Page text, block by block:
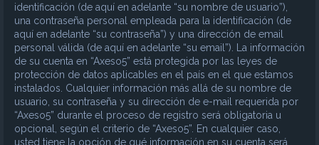
identificación (de aquí en adelante “su nombre de usuario”),
una contraseña personal empleada para la identificación (de
aquí en adelante “su contraseña”) y una dirección de email
personal válida (de aquí en adelante “su email”). La información
de su cuenta en “Axeso5” está protegida por las leyes de
protección de datos aplicables en el país en el que estamos
instalados. Cualquier información más allá de su nombre de
usuario, su contraseña y su dirección de e-mail requerida por
“Axeso5” durante el proceso de registro será obligatoria u
opcional, según el criterio de “Axeso5”. En cualquier caso,
usted tiene la opción de qué información en su cuenta será